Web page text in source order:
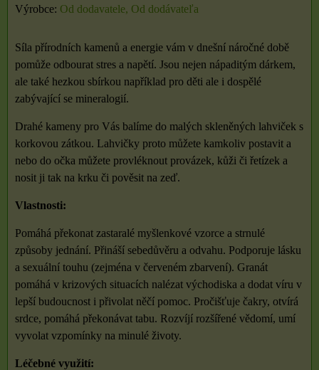
Výrobce: Od dodavatele, Od dodávateľa
Síla přírodních kamenů a energie vám v dnešní náročné době
pomůže odbourat stres a napětí. Jsou nejen nápaditým dárkem,
ale také hezkou sbírkou například pro děti ale i dospělé
zabývající se mineralogií.
Drahé kameny pro Vás balíme do malých skleněných lahviček s
korkovou zátkou. Lahvičky proto můžete kamkoliv postavit a
nebo do očka můžete provléknout provázek, kůži či řetízek a
nosit ji tak na krku či pověsit na zeď.
Vlastnosti:
Pomáhá překonat zastaralé myšlenkové vzorce a strnulé
způsoby jednání. Přináší sebedůvěru a odvahu. Podporuje lásku
a sexuální touhu (zejména v červeném zbarvení). Granát
pomáhá v krizových situacích nalézat východiska a dodat víru v
lepší budoucnost i přivolat něčí pomoc. Pročišťuje čakry, otvírá
srdce, pomáhá překonávat tabu. Rozvíjí rozšířené vědomí, umí
vyvolat vzpomínky na minulé životy.
Léčebné využití: